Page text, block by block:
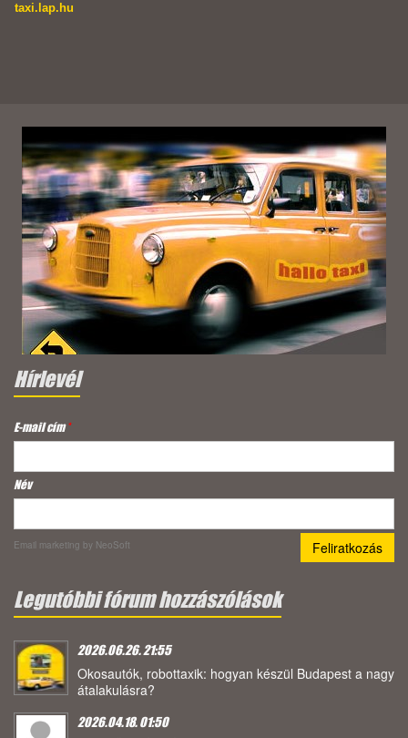
taxi.lap.hu
Hírlevél
E-mail cím*
Név
Email marketing by NeoSoft
Legutóbbi fórum hozzászólások
2026.06.26. 21:55
Okosautók, robottaxik: hogyan készül Budapest a nagy
átalakulásra?
2026.04.18. 01:50